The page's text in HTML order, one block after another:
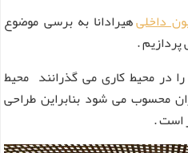
داخلیهیرادانا به برسی موضوع
.
در محیط کاری می گذرانند محیط
محسوب می شود بنابراین طراحی
است .